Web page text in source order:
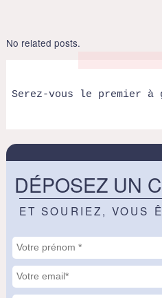
No related posts.
Serez-vous le premier
DÉPOSEZ UN
ET SOURIEZ, VOUS